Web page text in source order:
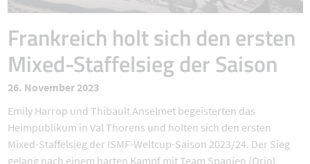
Frankreich holt sich den ersten
Mixed-Staffelsieg der Saison
26. November 2023
Emily Harrop und Thibault Anselmet begeisterten das
Heimpublikum in Val Thorens und holten sich den ersten
Mixed-Staffelsieg der ISMF-Weltcup-Saison 2023/24. Der Sieg
gelang nach einem harten Kampf mit Team Spanien (Oriol